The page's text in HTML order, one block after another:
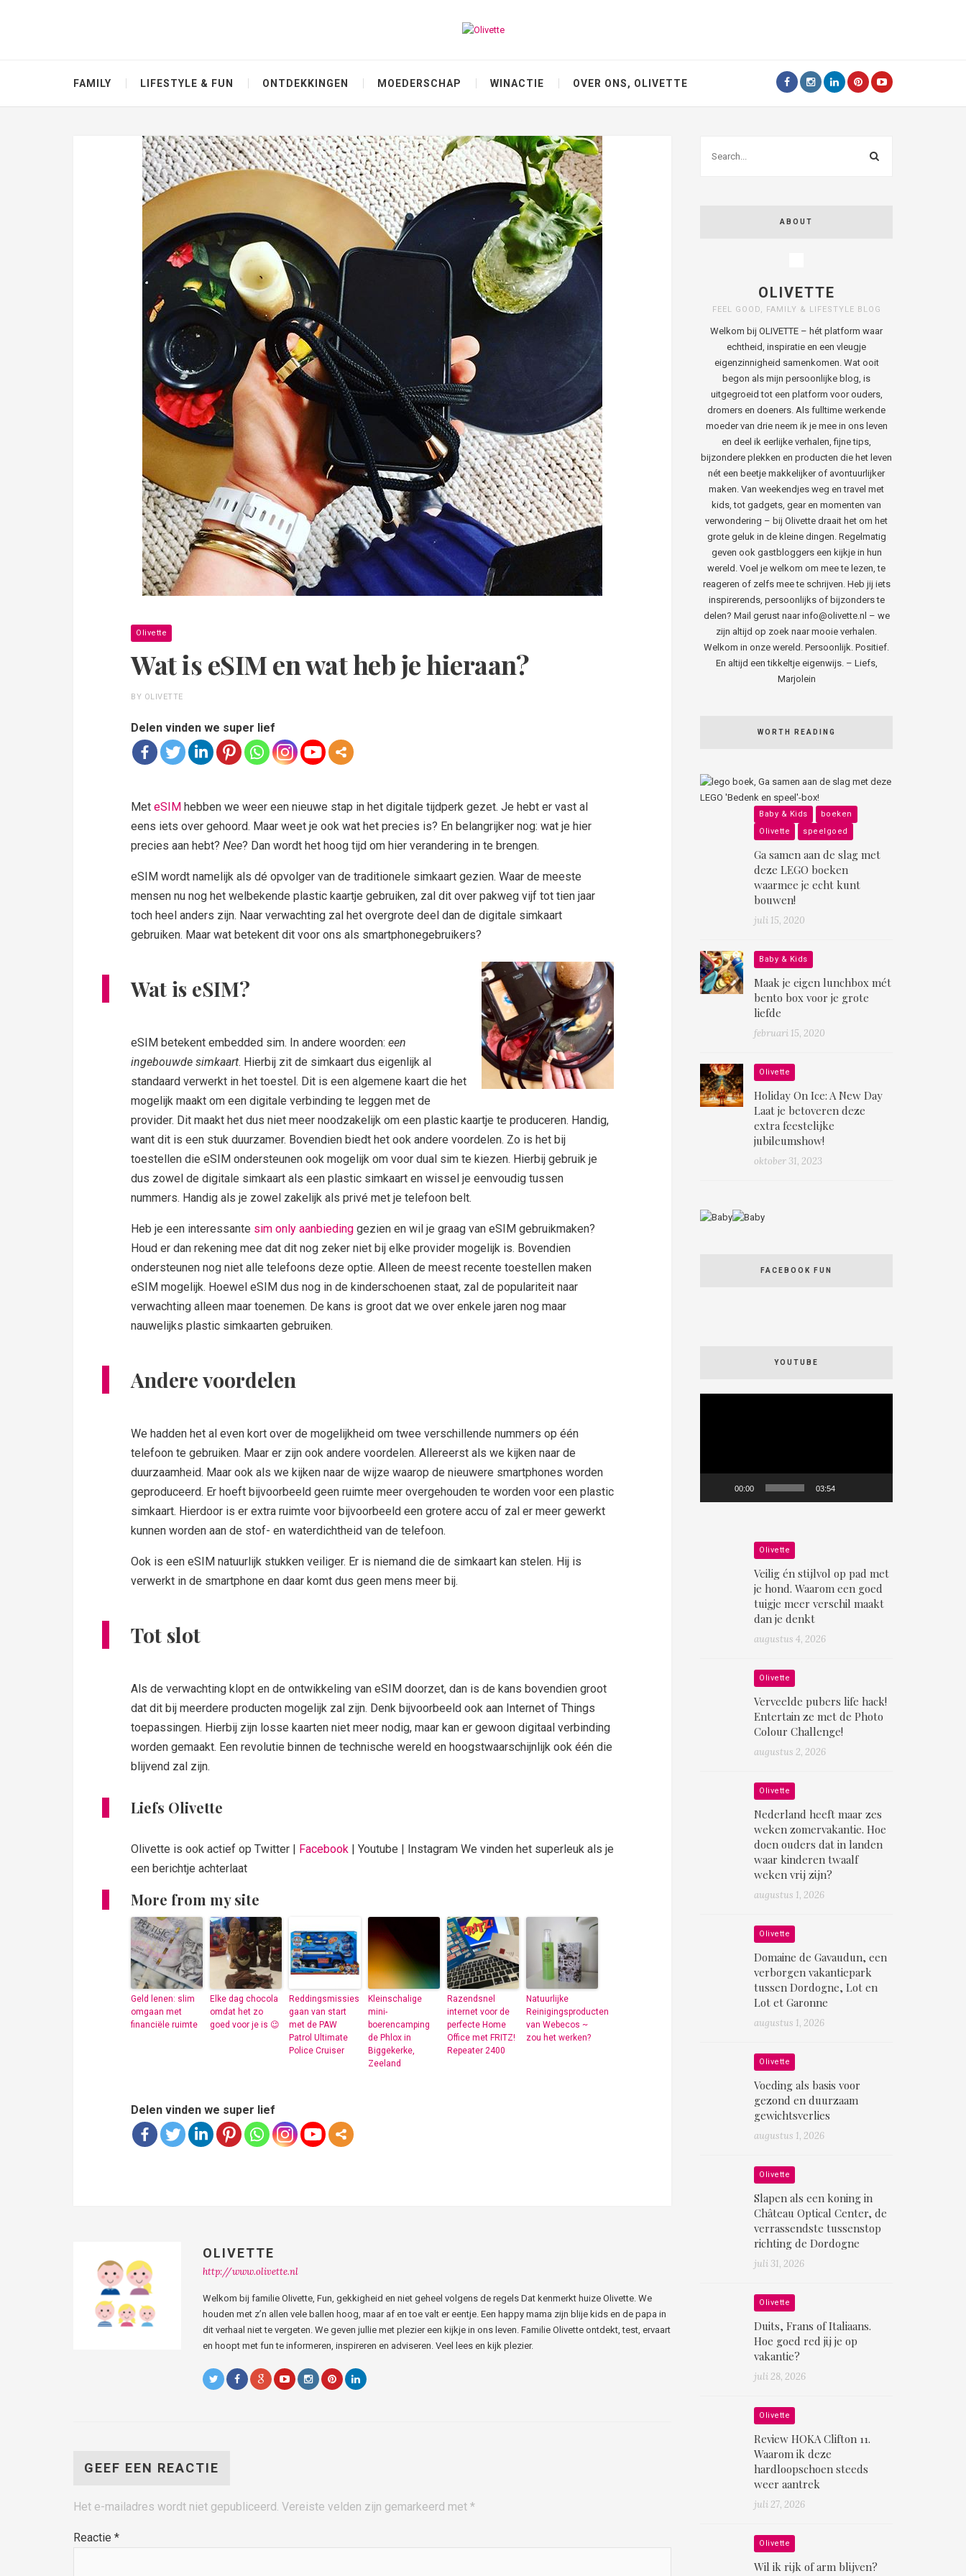
FAMILY LIFESTYLE & FUN ONTDEKKINGEN MOEDERSCHAP WINACTIE OVER ONS, OLIVETTE
Olivette
Wat is eSIM en wat heb je hieraan?
BY OLIVETTE
Delen vinden we super lief
Met eSIM hebben we weer een nieuwe stap in het digitale tijdperk gezet. Je hebt er vast al
eens iets over gehoord. Maar weet je ook wat het precies is? En belangrijker nog: wat je hier
precies aan hebt? Nee? Dan wordt het hoog tijd om hier verandering in te brengen.
eSIM wordt namelijk als dé opvolger van de traditionele simkaart gezien. Waar de meeste
mensen nu nog het welbekende plastic kaartje gebruiken, zal dit over pakweg vijf tot tien jaar
toch heel anders zijn. Naar verwachting zal het overgrote deel dan de digitale simkaart
gebruiken. Maar wat betekent dit voor ons als smartphonegebruikers?
Wat is eSIM?
eSIM betekent embedded sim. In andere woorden: een
ingebouwde simkaart. Hierbij zit de simkaart dus eigenlijk al
standaard verwerkt in het toestel. Dit is een algemene kaart die het
mogelijk maakt om een digitale verbinding te leggen met de
provider. Dit maakt het dus niet meer noodzakelijk om een plastic kaartje te produceren. Handig,
want dit is een stuk duurzamer. Bovendien biedt het ook andere voordelen. Zo is het bij
toestellen die eSIM ondersteunen ook mogelijk om voor dual sim te kiezen. Hierbij gebruik je
dus zowel de digitale simkaart als een plastic simkaart en wissel je eenvoudig tussen
nummers. Handig als je zowel zakelijk als privé met je telefoon belt.
Heb je een interessante sim only aanbieding gezien en wil je graag van eSIM gebruikmaken?
Houd er dan rekening mee dat dit nog zeker niet bij elke provider mogelijk is. Bovendien
ondersteunen nog niet alle telefoons deze optie. Alleen de meest recente toestellen maken
eSIM mogelijk. Hoewel eSIM dus nog in de kinderschoenen staat, zal de populariteit naar
verwachting alleen maar toenemen. De kans is groot dat we over enkele jaren nog maar
nauwelijks plastic simkaarten gebruiken.
Andere voordelen
We hadden het al even kort over de mogelijkheid om twee verschillende nummers op één
telefoon te gebruiken. Maar er zijn ook andere voordelen. Allereerst als we kijken naar de
duurzaamheid. Maar ook als we kijken naar de wijze waarop de nieuwere smartphones worden
geproduceerd. Er hoeft bijvoorbeeld geen ruimte meer overgehouden te worden voor een plastic
simkaart. Hierdoor is er extra ruimte voor bijvoorbeeld een grotere accu of zal er meer gewerkt
kunnen worden aan de stof- en waterdichtheid van de telefoon.
Ook is een eSIM natuurlijk stukken veiliger. Er is niemand die de simkaart kan stelen. Hij is
verwerkt in de smartphone en daar komt dus geen mens meer bij.
Tot slot
Als de verwachting klopt en de ontwikkeling van eSIM doorzet, dan is de kans bovendien groot
dat dit bij meerdere producten mogelijk zal zijn. Denk bijvoorbeeld ook aan Internet of Things
toepassingen. Hierbij zijn losse kaarten niet meer nodig, maar kan er gewoon digitaal verbinding
worden gemaakt. Een revolutie binnen de technische wereld en hoogstwaarschijnlijk ook één die
blijvend zal zijn.
Liefs Olivette
Olivette is ook actief op Twitter | Facebook | Youtube | Instagram We vinden het superleuk als je
een berichtje achterlaat
More from my site
Geld lenen: slim
omgaan met
financiële ruimte
Elke dag chocola
omdat het zo
goed voor je is 😉
Reddingsmissies
gaan van start
met de PAW
Patrol Ultimate
Police Cruiser
Kleinschalige
mini-
boerencamping
de Phlox in
Biggekerke,
Zeeland
Razendsnel
internet voor de
perfecte Home
Office met FRITZ!
Repeater 2400
Natuurlijke
Reinigingsproducten
van Webecos ~
zou het werken?
Delen vinden we super lief
OLIVETTE
http://www.olivette.nl
Welkom bij familie Olivette, Fun, gekkigheid en niet geheel volgens de regels Dat kenmerkt huize Olivette. We
houden met z’n allen vele ballen hoog, maar af en toe valt er eentje. Een happy mama zijn blije kids en de papa in
dit verhaal niet te vergeten. We geven jullie met plezier een kijkje in ons leven. Familie Olivette ontdekt, test, ervaart
en hoopt met fun te informeren, inspireren en adviseren. Veel lees en kijk plezier.
GEEF EEN REACTIE
Het e-mailadres wordt niet gepubliceerd. Vereiste velden zijn gemarkeerd met *
Reactie *
ABOUT
OLIVETTE
FEEL GOOD, FAMILY & LIFESTYLE BLOG
Welkom bij OLIVETTE – hét platform waar
echtheid, inspiratie en een vleugje
eigenzinnigheid samenkomen. Wat ooit
begon als mijn persoonlijke blog, is
uitgegroeid tot een platform voor ouders,
dromers en doeners. Als fulltime werkende
moeder van drie neem ik je mee in ons leven
en deel ik eerlijke verhalen, fijne tips,
bijzondere plekken en producten die het leven
nét een beetje makkelijker of avontuurlijker
maken. Van weekendjes weg en travel met
kids, tot gadgets, gear en momenten van
verwondering – bij Olivette draait het om het
grote geluk in de kleine dingen. Regelmatig
geven ook gastbloggers een kijkje in hun
wereld. Voel je welkom om mee te lezen, te
reageren of zelfs mee te schrijven. Heb jij iets
inspirerends, persoonlijks of bijzonders te
delen? Mail gerust naar info@olivette.nl – we
zijn altijd op zoek naar mooie verhalen.
Welkom in onze wereld. Persoonlijk. Positief.
En altijd een tikkeltje eigenwijs. – Liefs,
Marjolein
WORTH READING
Baby & Kids
boeken
Olivette
speelgoed
Ga samen aan de slag met
deze LEGO boeken
waarmee je echt kunt
bouwen!
juli 15, 2020
Baby & Kids
Maak je eigen lunchbox mét
bento box voor je grote
liefde
februari 15, 2020
Olivette
Holiday On Ice: A New Day
Laat je betoveren deze
extra feestelijke
jubileumshow!
oktober 31, 2023
FACEBOOK FUN
YOUTUBE
00:00 03:54
Olivette
Veilig én stijlvol op pad met
je hond. Waarom een goed
tuigje meer verschil maakt
dan je denkt
augustus 4, 2026
Olivette
Verveelde pubers life hack!
Entertain ze met de Photo
Colour Challenge!
augustus 2, 2026
Olivette
Nederland heeft maar zes
weken zomervakantie. Hoe
doen ouders dat in landen
waar kinderen twaalf
weken vrij zijn?
augustus 1, 2026
Olivette
Domaine de Gavaudun, een
verborgen vakantiepark
tussen Dordogne, Lot en
Lot et Garonne
augustus 1, 2026
Olivette
Voeding als basis voor
gezond en duurzaam
gewichtsverlies
augustus 1, 2026
Olivette
Slapen als een koning in
Château Optical Center, de
verrassendste tussenstop
richting de Dordogne
juli 31, 2026
Olivette
Duits, Frans of Italiaans.
Hoe goed red jij je op
vakantie?
juli 28, 2026
Olivette
Review HOKA Clifton 11.
Waarom ik deze
hardloopschoen steeds
weer aantrek
juli 27, 2026
Olivette
Wil ik rijk of arm blijven?